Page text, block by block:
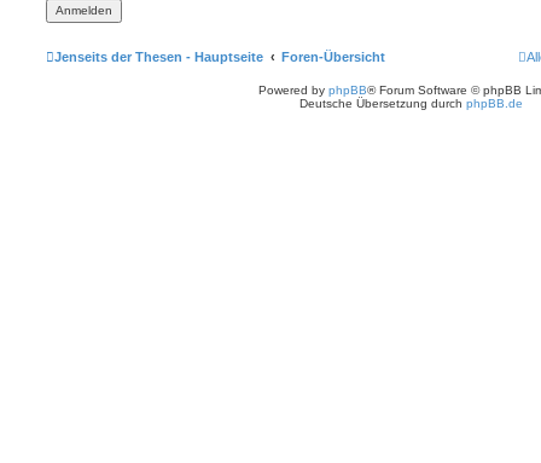
Jenseits der Thesen - Hauptseite Foren-Übersicht
Powered by phpBB® Forum Software © phpBB
Deutsche Übersetzung durch phpBB.de